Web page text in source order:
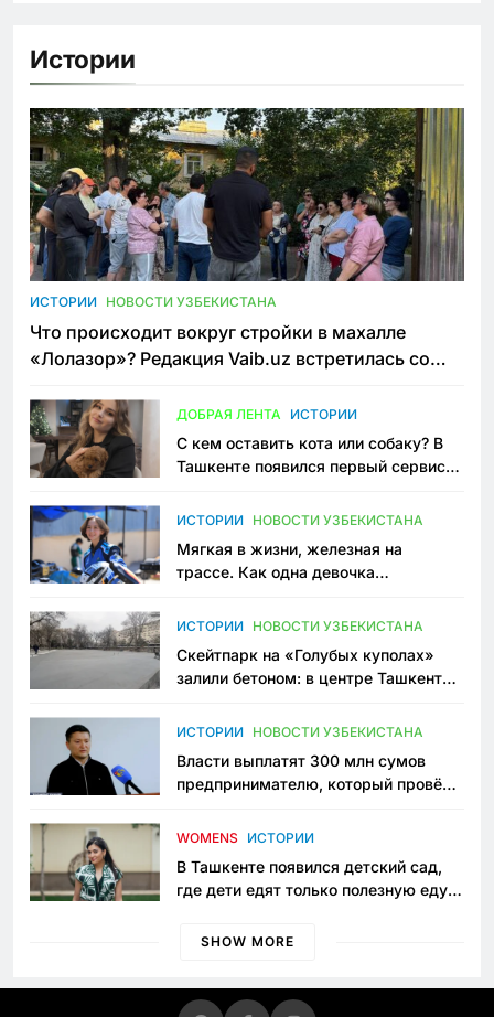
Истории
ИСТОРИИ НОВОСТИ УЗБЕКИСТАНА
Что происходит вокруг стройки в махалле
«Лолазор»? Редакция Vaib.uz встретилась со
ДОБРАЯ ЛЕНТА ИСТОРИИ
С кем оставить кота или собаку? В
Ташкенте появился первый сервис
ИСТОРИИ НОВОСТИ УЗБЕКИСТАНА
Мягкая в жизни, железная на
трассе. Как одна девочка
Узбекистане
ИСТОРИИ НОВОСТИ УЗБЕКИСТАНА
Скейтпарк на «Голубых куполах»
залили бетоном: в центре Ташкента
пространство
ИСТОРИИ НОВОСТИ УЗБЕКИСТАНА
Власти выплатят 300 млн сумов
предпринимателю, который провёл
приговору
WOMENS ИСТОРИИ
В Ташкенте появился детский сад,
где дети едят только полезную еду.
просить «кашу без сахара»
SHOW MORE